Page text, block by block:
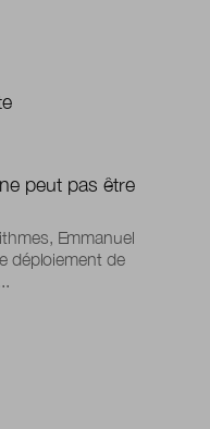
peut pas être
Emmanuel
déploiement de